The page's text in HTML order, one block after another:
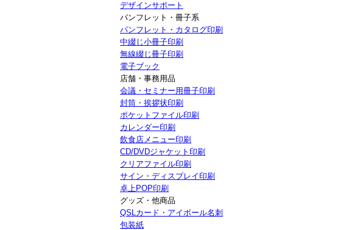
デザインサポート
パンフレット・冊子系
パンフレット・カタログ印刷
中綴じ小冊子印刷
無線綴じ冊子印刷
電子ブック
店舗・事務用品
会議・セミナー用冊子印刷
封筒・挨拶状印刷
ポケットファイル印刷
カレンダー印刷
飲食店メニュー印刷
CD/DVDジャケット印刷
クリアファイル印刷
サイン・ディスプレイ印刷
卓上POP印刷
グッズ・他商品
QSLカード・アイボール名刺
包装紙